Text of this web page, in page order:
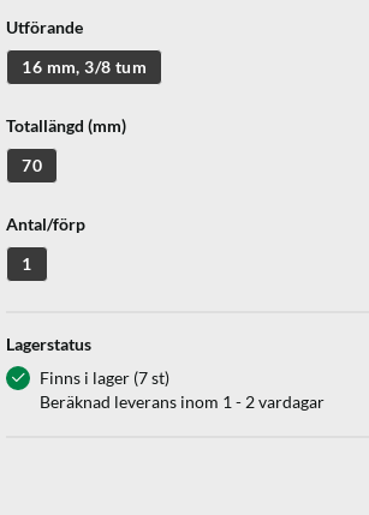
Utförande
16 mm, 3/8 tum
Totallängd (mm)
70
Antal/förp
1
Lagerstatus
Finns i lager (7 st)
Beräknad leverans inom 1 - 2 vardagar